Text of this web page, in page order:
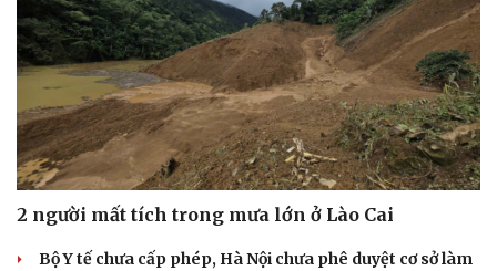
Di sản
2 người mất tích trong mưa lớn ở Lào Cai
Bộ Y tế chưa cấp phép, Hà Nội chưa phê duyệt cơ sở làm